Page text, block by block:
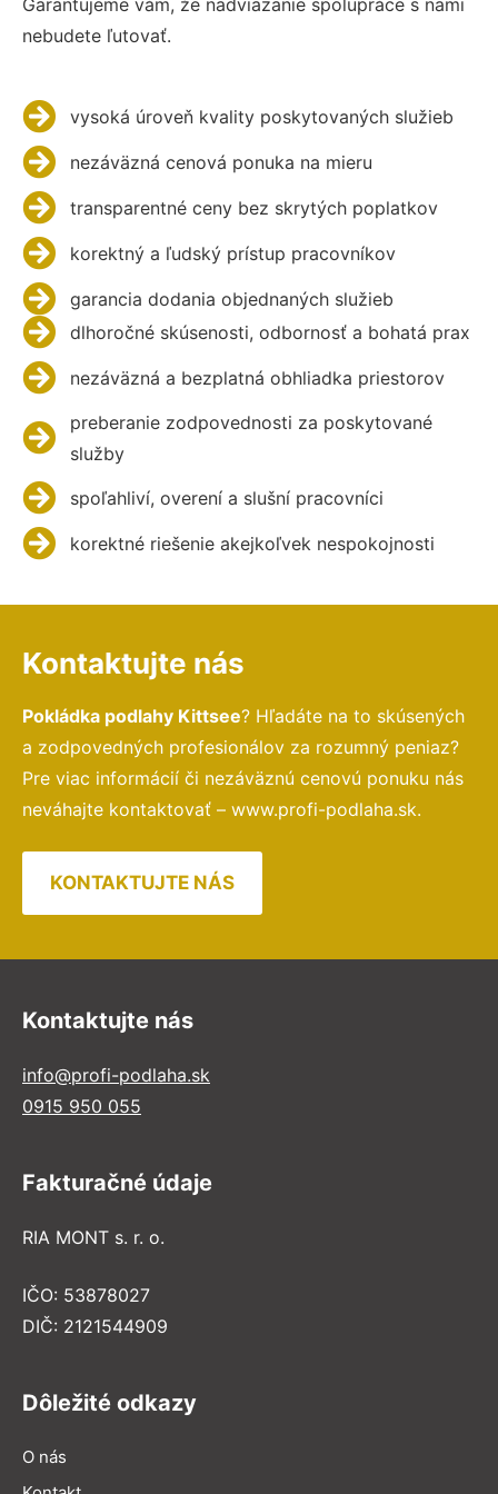
nebudete ľutovať.
vysoká úroveň kvality poskytovaných služieb
nezáväzná cenová ponuka na mieru
transparentné ceny bez skrytých poplatkov
korektný a ľudský prístup pracovníkov
garancia dodania objednaných služieb
dlhoročné skúsenosti, odbornosť a bohatá prax
nezáväzná a bezplatná obhliadka priestorov
preberanie zodpovednosti za poskytované
služby
spoľahliví, overení a slušní pracovníci
korektné riešenie akejkoľvek nespokojnosti
Kontaktujte nás
Pokládka podlahy Kittsee? Hľadáte na to skúsených
a zodpovedných profesionálov za rozumný peniaz?
Pre viac informácií či nezáväznú cenovú ponuku nás
neváhajte kontaktovať – www.profi-podlaha.sk.
KONTAKTUJTE NÁS
Kontaktujte nás
info@profi-podlaha.sk
0915 950 055
Fakturačné údaje
RIA MONT s. r. o.
IČO: 53878027
DIČ: 2121544909
Dôležité odkazy
O nás